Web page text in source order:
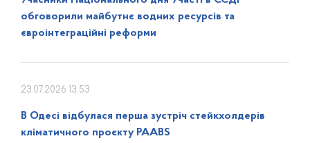
обговорили майбутнє водних ресурсів та
євроінтеграційні реформи
23.07.2026 13:53
В Одесі відбулася перша зустріч стейкхолдерів
кліматичного проєкту PAABS